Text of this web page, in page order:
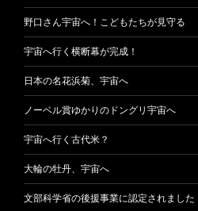
野口さん宇宙へ！こどもたちが見守る
宇宙へ行く横断幕が完成！
日本の名花浜菊、宇宙へ
ノーベル賞ゆかりのドングリ宇宙へ
宇宙へ行く古代米？
大輪の牡丹、宇宙へ
文部科学省の後援事業に認定されました